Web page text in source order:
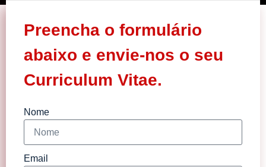
Preencha o formulário
abaixo e envie-nos o seu
Curriculum Vitae.
Nome
Email